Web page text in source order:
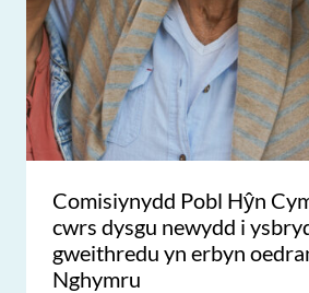
Comisiynydd Pobl Hŷn
cwrs dysgu newydd i
gweithredu yn erbyn
Nghymru